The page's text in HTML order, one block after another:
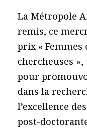
La Métropole
remis, ce
prix « Femmes
chercheuses
pour
dans la
l’excellence
post-